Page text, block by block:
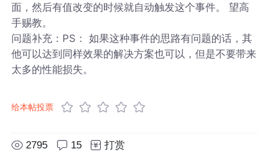
面，然后有值改变的时候就自动触发这个事件。 望高
手赐教。
问题补充：PS： 如果这种事件的思路有问题的话，其
他可以达到同样效果的解决方案也可以，但是不要带来
太多的性能损失。
给本帖投票
2795 15 打赏